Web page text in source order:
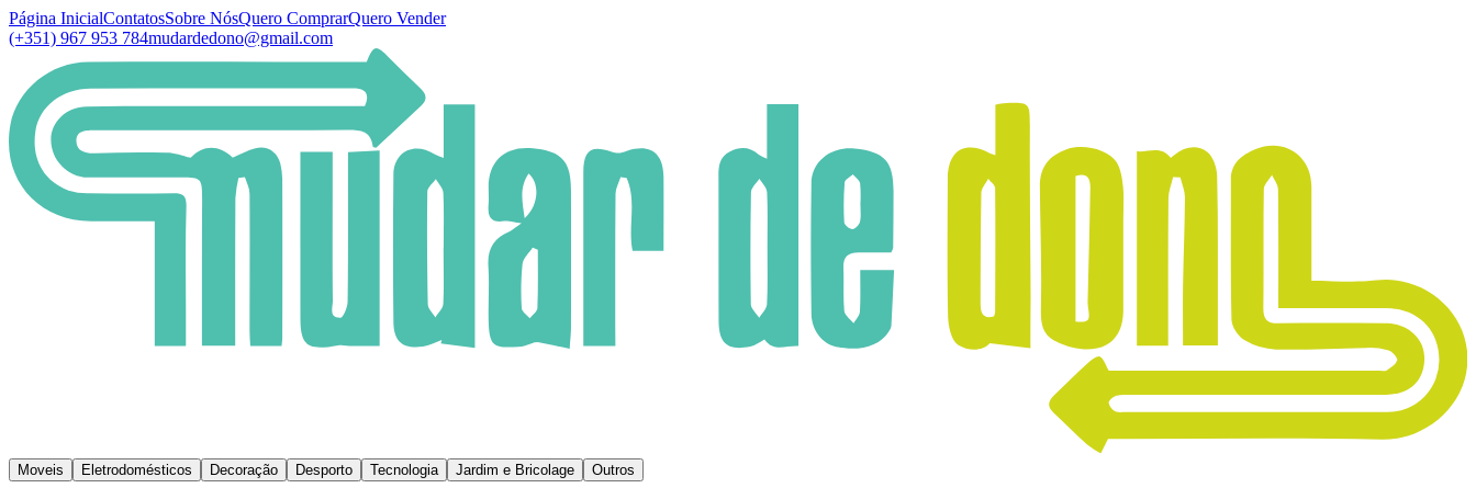
Página InicialContatosSobre NósQuero ComprarQuero Vender
(+351) 967 953 784mudardedono@gmail.com
Moveis Eletrodomésticos Decoração Desporto Tecnologia Jardim e Bricolage Outros